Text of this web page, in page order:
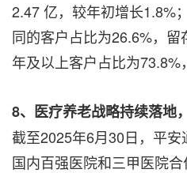
2.47 亿，较年初增长1.8%
同的客户占比为26.6%，
年及以上客户占比为73.8%
8、医疗养老战略持续落地
截至2025年6月30日，平
国内百强医院和三甲医院